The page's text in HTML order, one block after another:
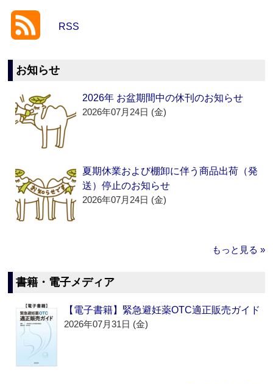
RSS
お知らせ
2026年 お盆期間中の休刊のお知らせ
2026年07月24日 (金)
夏期休業および棚卸に伴う商品出荷（発
送）停止のお知らせ
2026年07月24日 (金)
もっと見る »
書籍・電子メディア
【電子書籍】緊急避妊薬OTC適正販売ガイド
2026年07月31日 (金)